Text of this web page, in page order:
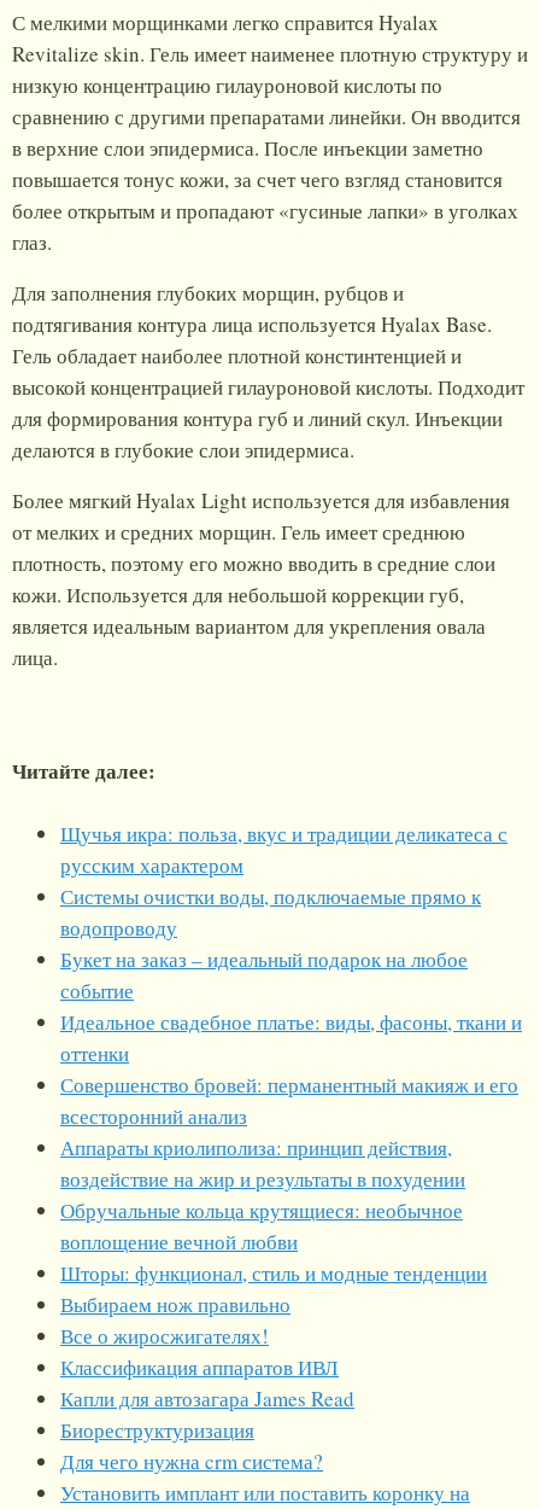
С мелкими морщинками легко справится Hyalax
Revitalize skin. Гель имеет наименее плотную структуру и
низкую концентрацию гилауроновой кислоты по
сравнению с другими препаратами линейки. Он вводится
в верхние слои эпидермиса. После инъекции заметно
повышается тонус кожи, за счет чего взгляд становится
более открытым и пропадают «гусиные лапки» в уголках
глаз.
Для заполнения глубоких морщин, рубцов и
подтягивания контура лица используется Hyalax Base.
Гель обладает наиболее плотной констинтенцией и
высокой концентрацией гилауроновой кислоты. Подходит
для формирования контура губ и линий скул. Инъекции
делаются в глубокие слои эпидермиса.
Более мягкий Hyalax Light используется для избавления
от мелких и средних морщин. Гель имеет среднюю
плотность, поэтому его можно вводить в средние слои
кожи. Используется для небольшой коррекции губ,
является идеальным вариантом для укрепления овала
лица.
Читайте далее:
Щучья икра: польза, вкус и традиции деликатеса с
русским характером
Системы очистки воды, подключаемые прямо к
водопроводу
Букет на заказ – идеальный подарок на любое
событие
Идеальное свадебное платье: виды, фасоны, ткани и
оттенки
Совершенство бровей: перманентный макияж и его
всесторонний анализ
Аппараты криолиполиза: принцип действия,
воздействие на жир и результаты в похудении
Обручальные кольца крутящиеся: необычное
воплощение вечной любви
Шторы: функционал, стиль и модные тенденции
Выбираем нож правильно
Все о жиросжигателях!
Классификация аппаратов ИВЛ
Капли для автозагара James Read
Биореструктуризация
Для чего нужна crm система?
Установить имплант или поставить коронку на